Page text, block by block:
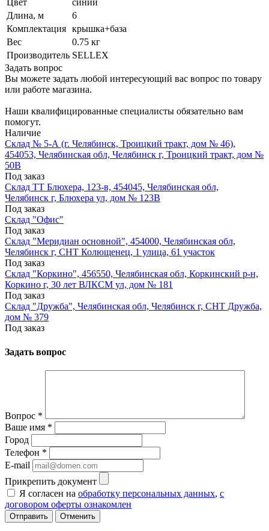
Цвет
синий
Длина, м
6
Комплектация крышка+база
Вес
0.75 кг
Производитель SELLEX
Задать вопрос
Вы можете задать любой интересующий вас вопрос по товару
или работе магазина.
Наши квалифицированные специалисты обязательно вам
помогут.
Наличие
Склад № 5-А (г. Челябинск, Троицкий тракт, дом № 46),
454053, Челябинская обл, Челябинск г, Троицкий тракт, дом №
50В
Под заказ
Склад ТТ Блюхера, 123-в, 454045, Челябинская обл,
Челябинск г, Блюхера ул, дом № 123В
Под заказ
Склад "Офис"
Под заказ
Склад "Меридиан основной", 454000, Челябинская обл,
Челябинск г, СНТ Колющенец, 1 улица, 61 участок
Под заказ
Склад "Коркино", 456550, Челябинская обл, Коркинский р-н,
Коркино г, 30 лет ВЛКСМ ул, дом № 181
Под заказ
Склад "Дружба", Челябинская обл, Челябинск г, СНТ Дружба,
дом № 379
Под заказ
Задать вопрос
Вопрос *
Ваше имя *
Город
Телефон *
E-mail
Прикрепить документ
Я согласен на обработку персональных данных, с
договором оферты ознакомлен
Отменить